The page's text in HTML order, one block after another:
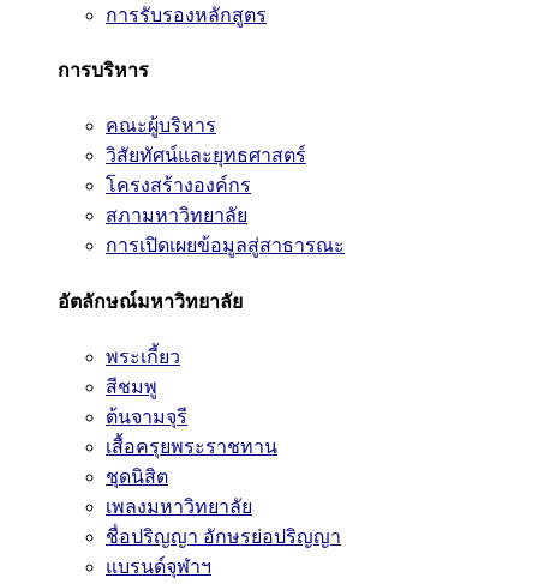
การรับรองหลักสูตร
การบริหาร
คณะผู้บริหาร
วิสัยทัศน์และยุทธศาสตร์
โครงสร้างองค์กร
สภามหาวิทยาลัย
การเปิดเผยข้อมูลสู่สาธารณะ
อัตลักษณ์มหาวิทยาลัย
พระเกี้ยว
สีชมพู
ต้นจามจุรี
เสื้อครุยพระราชทาน
ชุดนิสิต
เพลงมหาวิทยาลัย
ชื่อปริญญา อักษรย่อปริญญา
แบรนด์จุฬาฯ